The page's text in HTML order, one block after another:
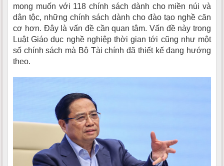
mong muốn với 118 chính sách dành cho miền núi và
dân tộc, những chính sách dành cho đào tạo nghề căn
cơ hơn. Đây là vấn đề cần quan tâm. Vấn đề này trong
Luật Giáo dục nghề nghiệp thời gian tới cũng như một
số chính sách mà Bộ Tài chính đã thiết kế đang hướng
theo.